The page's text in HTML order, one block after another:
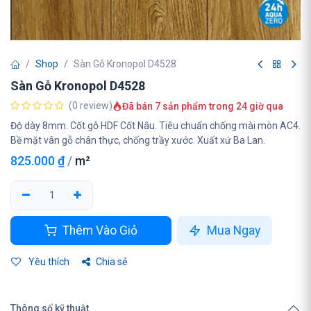
Shop Sàn Gỗ Kronopol D4528
Sàn Gỗ Kronopol D4528
(0 review)
Đã bán 7 sản phẩm trong 24 giờ qua
Độ dày 8mm. Cốt gỗ HDF Cốt Nâu. Tiêu chuẩn chống mài mòn AC4.
Bề mặt vân gỗ chân thực, chống trầy xước. Xuất xứ Ba Lan.
825.000₫ / m²
Thêm Vào Giỏ Mua Ngay
Yêu thích Chia sẻ
Thông số kỹ thuật